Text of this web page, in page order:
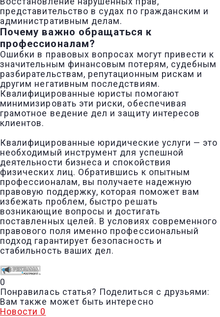
представительство в судах по гражданским и
административным делам.
Почему важно обращаться к
профессионалам?
Ошибки в правовых вопросах могут привести к
значительным финансовым потерям, судебным
разбирательствам, репутационным рискам и
другим негативным последствиям.
Квалифицированные юристы помогают
минимизировать эти риски, обеспечивая
грамотное ведение дел и защиту интересов
клиентов.
Квалифицированные юридические услуги — это
необходимый инструмент для успешной
деятельности бизнеса и спокойствия
физических лиц. Обратившись к опытным
профессионалам, вы получаете надежную
правовую поддержку, которая поможет вам
избежать проблем, быстро решать
возникающие вопросы и достигать
поставленных целей. В условиях современного
правового поля именно профессиональный
подход гарантирует безопасность и
стабильность ваших дел.
0
Понравилась статья? Поделиться с друзьями:
Вам также может быть интересно
Новости 0